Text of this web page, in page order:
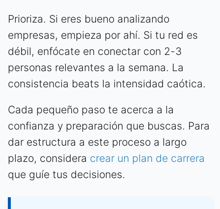
Prioriza. Si eres bueno analizando
empresas, empieza por ahí. Si tu red es
débil, enfócate en conectar con 2-3
personas relevantes a la semana. La
consistencia beats la intensidad caótica.
Cada pequeño paso te acerca a la
confianza y preparación que buscas. Para
dar estructura a este proceso a largo
plazo, considera crear un plan de carrera
que guíe tus decisiones.